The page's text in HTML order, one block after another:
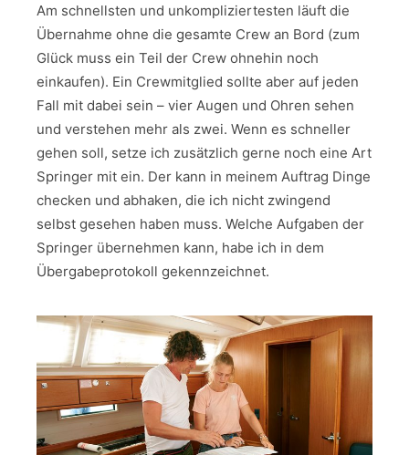
Am schnellsten und unkompliziertesten läuft die
Übernahme ohne die gesamte Crew an Bord (zum
Glück muss ein Teil der Crew ohnehin noch
einkaufen). Ein Crewmitglied sollte aber auf jeden
Fall mit dabei sein – vier Augen und Ohren sehen
und verstehen mehr als zwei. Wenn es schneller
gehen soll, setze ich zusätzlich gerne noch eine Art
Springer mit ein. Der kann in meinem Auftrag Dinge
checken und abhaken, die ich nicht zwingend
selbst gesehen haben muss. Welche Aufgaben der
Springer übernehmen kann, habe ich in dem
Übergabeprotokoll gekennzeichnet.